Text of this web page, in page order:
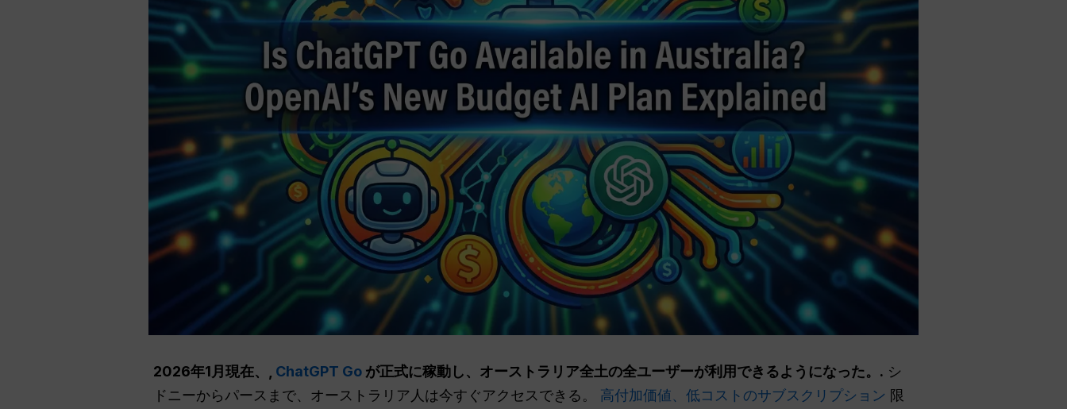
2026年1月現在、, ChatGPT Go が正式に稼動し、オーストラリア全土の全ユーザーが利用できるようになった。. シ
ドニーからパースまで、オーストラリア人は今すぐアクセスできる。 高付加価値、低コストのサブスクリプション 限